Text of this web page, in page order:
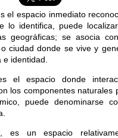
el espacio inmediato
lo identifica, puede
geográficas; se asocia
ciudad donde se vive y
identidad.
el espacio donde
los componentes naturales
puede denominarse
, es un espacio